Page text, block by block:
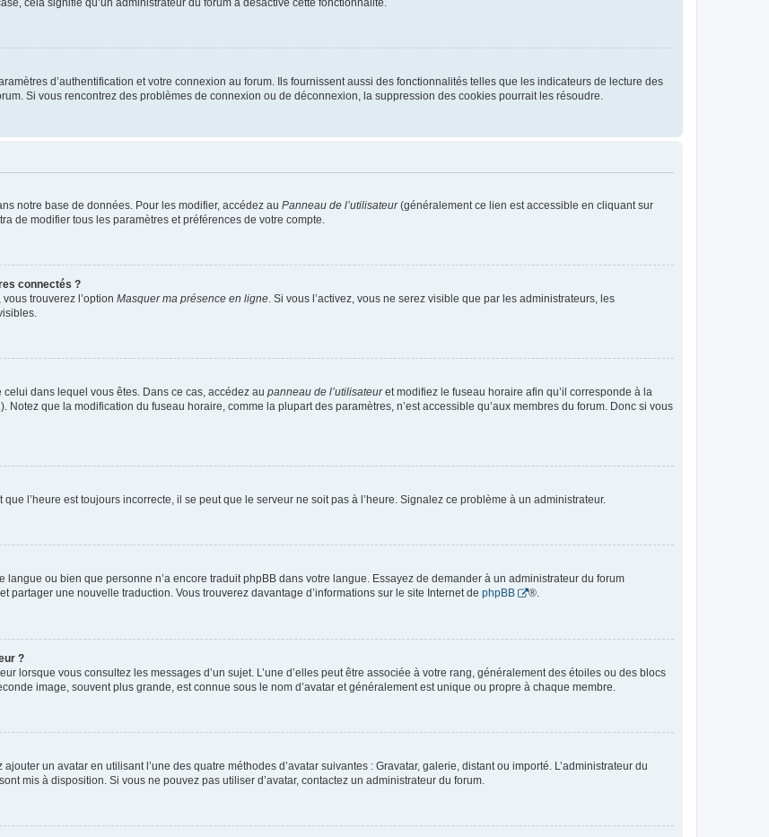
cela signifie qu’un administrateur du forum a désactivé cette fonctionnalité.
d’authentification et votre connexion au forum. Ils fournissent aussi des fonctionnalités telles que les indicateurs de lecture des
Si vous rencontrez des problèmes de connexion ou de déconnexion, la suppression des cookies pourrait les résoudre.
notre base de données. Pour les modifier, accédez au Panneau de l’utilisateur(généralement ce lien est accessible en cliquant sur
de modifier tous les paramètres et préférences de votre compte.
connectés ?
trouverez l’option Masquer ma présence en ligne. Si vous l’activez, vous ne serez visible que par les administrateurs, les
dans lequel vous êtes. Dans ce cas, accédez au panneau de l’utilisateuret modifiez le fuseau horaire afin qu’il corresponde à la
Notez que la modification du fuseau horaire, comme la plupart des paramètres, n’est accessible qu’aux membres du forum. Donc si vous
l’heure est toujours incorrecte, il se peut que le serveur ne soit pas à l’heure. Signalez ce problème à un administrateur.
langue ou bien que personne n’a encore traduit phpBB dans votre langue. Essayez de demander à un administrateur du forum
partager une nouvelle traduction. Vous trouverez davantage d’informations sur le site Internet de phpBB ®.
?
lorsque vous consultez les messages d’un sujet. L’une d’elles peut être associée à votre rang, généralement des étoiles ou des blocs
image, souvent plus grande, est connue sous le nom d’avatar et généralement est unique ou propre à chaque membre.
un avatar en utilisant l’une des quatre méthodes d’avatar suivantes : Gravatar, galerie, distant ou importé. L’administrateur du
mis à disposition. Si vous ne pouvez pas utiliser d’avatar, contactez un administrateur du forum.